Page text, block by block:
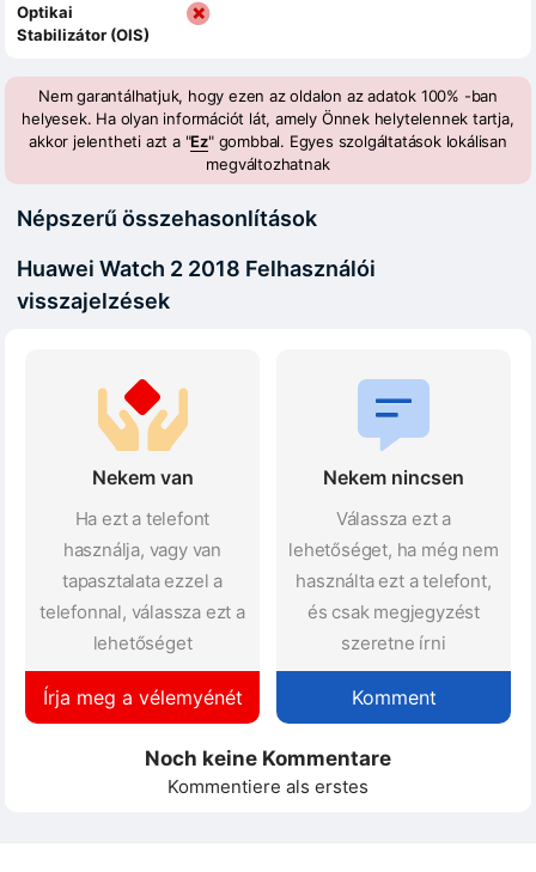
Optikai
Stabilizátor (OIS)
Nem garantálhatjuk, hogy ezen az oldalon az adatok 100% -ban
helyesek. Ha olyan információt lát, amely Önnek helytelennek tartja,
akkor jelentheti azt a "Ez" gombbal. Egyes szolgáltatások lokálisan
megváltozhatnak
Népszerű összehasonlítások
Huawei Watch 2 2018 Felhasználói
visszajelzések
Nekem van
Ha ezt a telefont
használja, vagy van
tapasztalata ezzel a
telefonnal, válassza ezt a
lehetőséget
Írja meg a vélemyénét
Nekem nincsen
Válassza ezt a
lehetőséget, ha még nem
használta ezt a telefont,
és csak megjegyzést
szeretne írni
Komment
Noch keine Kommentare
Kommentiere als erstes